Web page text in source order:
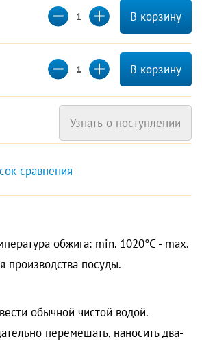
В корзину
В корзину
Узнать о поступлении
сравнения
обжига: min. 1020°C - max.
производства посуды.
обычной чистой водой.
перемешать, наносить два-